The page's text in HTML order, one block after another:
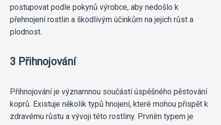
postupovat podle pokynů výrobce, aby nedošlo k
přehnojení rostlin a škodlivým účinkům na jejich růst a
plodnost.
3 Přihnojování
Přihnojování je významnou součástí úspěšného pěstování
koprů. Existuje několik typů hnojení, které mohou přispět k
zdravému růstu a vývoji této rostliny. Prvním typem je